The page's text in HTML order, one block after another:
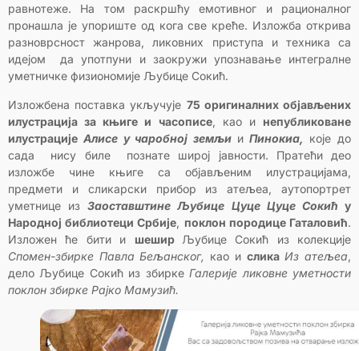
равнотеже. На том раскршћу емотивног и рационалног
пронашла је упориште од кога све креће. Изложба открива
разноврсност жанрова, ликовних приступа и техника са
идејом да употпуни и заокружи упознавање интегралне
уметничке физиономије Љубице Сокић.
Изложбена поставка укључује 75 оригиналних објављених
илустрација за књиге и часописе, као и непубликоване
илустрације Алисе у чаробној земљи иПинокиа, које до
сада нису биле познате широј јавности. Пратећи део
изложбе чине књиге са објављеним илустрацијама,
предмети и сликарски прибор из атељеа, аутопортрет
уметнице изЗаоставштине Љубице ЦуцеЦуце Сокић у
Народној библиотеци Србије, поклон породице Гаталовић.
Изложен ће бити и шешир Љубице Сокић из колекције
Спомен-збирке Павла Бељанског, као и слика Из атељеа,
дело Љубице Сокић из збиркеГалерије ликовне уметности
поклон збирке Рајко Мамузић.